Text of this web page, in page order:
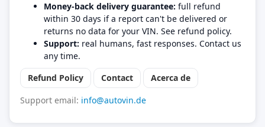
Money-back delivery guarantee: full refund
within 30 days if a report can't be delivered or
returns no data for your VIN. See refund policy.
Support: real humans, fast responses. Contact us
any time.
Refund Policy
Contact
Acerca de
Support email: info@autovin.de